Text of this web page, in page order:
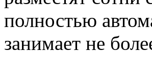
полностью
занимает не